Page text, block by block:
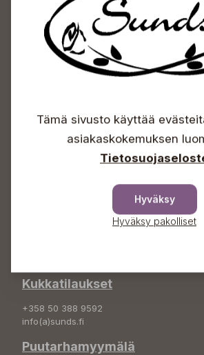
Sundin
Avoinna
Sunnuntaisin Itsepalvelu
Info & vaihde
Kukkatilaukset
+358 50 388 9592
info(a)sunds.fi
Puutarhamyymälä
Tämä sivusto käyttää
asiakaskokemuksen
Hyväksy
Hyväksy pakolliset